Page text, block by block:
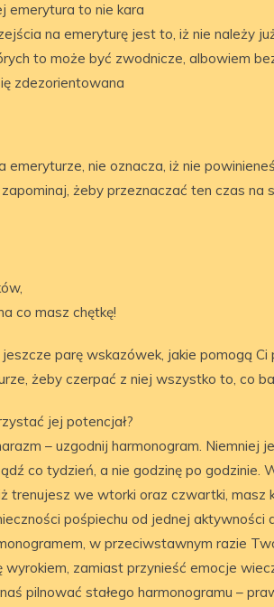
emerytura to nie kara
na emeryturę jest to, iż nie należy
to może być zwodnicze, albowiem
zdezorientowana
emeryturze, nie oznacza, iż nie
żeby przeznaczać ten czas na
co masz chętkę!
parę wskazówek, jakie pomogą
żeby czerpać z niej wszystko to, co
jej potencjał?
– uzgodnij harmonogram. Niemniej
co tydzień, a nie godzinę po godzinie.
trenujesz we wtorki oraz czwartki, masz
pośpiechu od jednej aktywności
w przeciwstawnym razie
zamiast przynieść emocje
pilnować stałego harmonogramu –